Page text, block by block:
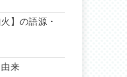
】の語源・
来